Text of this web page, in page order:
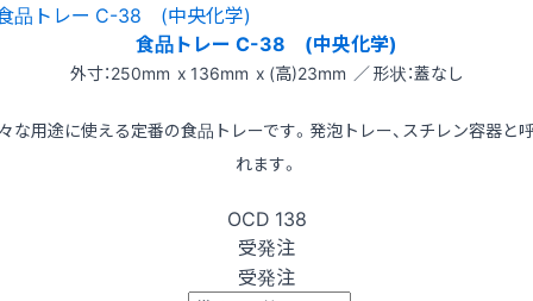
食品トレー C-38 (中央化学)
外寸：250mm x 136mm x (高)23mm ／ 形状：蓋なし
な用途に使える定番の食品トレーです。発泡トレー、スチレン容器と
れます。
OCD 138
受発注
受発注